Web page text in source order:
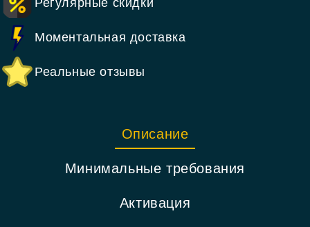
Регулярные скидки
Моментальная доставка
Реальные отзывы
Описание
Минимальные требования
Активация